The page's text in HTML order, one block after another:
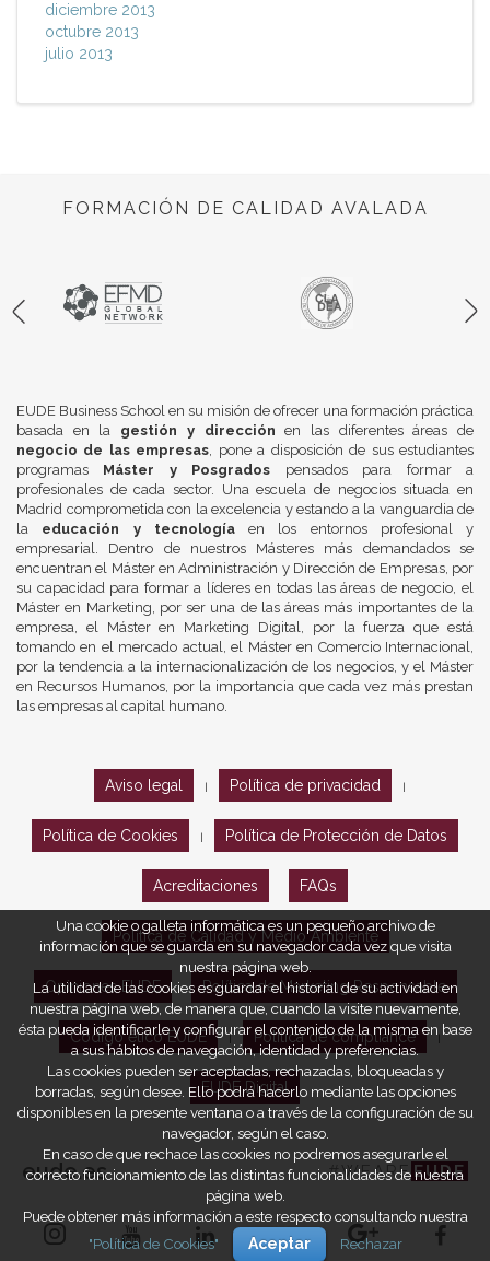
diciembre 2013
octubre 2013
julio 2013
FORMACIÓN DE CALIDAD AVALADA
EUDE Business School en su misión de ofrecer una formación práctica
basada en la gestión y dirección en las diferentes áreas de
negocio de las empresas, pone a disposición de sus estudiantes
programas Máster y Posgrados pensados para formar a
profesionales de cada sector. Una escuela de negocios situada en
Madrid comprometida con la excelencia y estando a la vanguardia de
la educación y tecnologíaen los entornos profesional y
empresarial. Dentro de nuestros Másteres más demandados se
encuentran el Máster en Administración y Dirección de Empresas, por
su capacidad para formar a líderes en todas las áreas de negocio, el
Máster en Marketing, por ser una de las áreas más importantes de la
empresa, el Máster en Marketing Digital, por la fuerza que está
tomando en el mercado actual, el Máster en Comercio Internacional,
por la tendencia a la internacionalización de los negocios, y el Máster
en Recursos Humanos, por la importancia que cada vez más prestan
las empresas al capital humano.
Aviso legal Política de privacidad
Política de Cookies Política de Protección de Datos
Acreditaciones FAQs
Política de Calidad y Medio Ambiente
Opiniones EUDE Política de Marketing Responsable
Código ético EUDE Política de compliance
EUDE Digital
eude.es #WEAREEUDE
Una cookie o galleta informática es un pequeño archivo de
información que se guarda en su navegador cada vez que visita
nuestra página web.
La utilidad de las cookies es guardar el historial de su actividad en
nuestra página web, de manera que, cuando la visite nuevamente,
ésta pueda identificarle y configurar el contenido de la misma en base
a sus hábitos de navegación, identidad y preferencias.
Las cookies pueden ser aceptadas, rechazadas, bloqueadas y
borradas, según desee. Ello podrá hacerlo mediante las opciones
disponibles en la presente ventana o a través de la configuración de su
navegador, según el caso.
En caso de que rechace las cookies no podremos asegurarle el
correcto funcionamiento de las distintas funcionalidades de nuestra
página web.
Puede obtener más información a este respecto consultando nuestra
"Política de Cookies"
Aceptar Rechazar